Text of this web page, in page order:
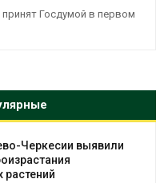
Госдумой в первом
Черкесии выявили